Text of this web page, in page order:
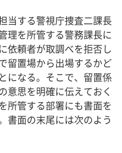
当する警視庁捜査二課長
理を所管する警務課長に
依頼者が取調べを拒否し
留置場から出場するかど
になる。そこで、留置係
意思を明確に伝えておく
所管する部署にも書面を
書面の末尾には次のよう